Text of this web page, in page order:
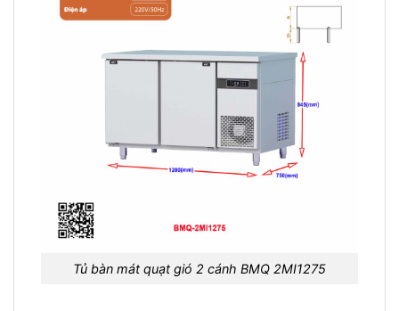
Tủ bàn mát quạt gió 2 cánh BMQ 2MI1275